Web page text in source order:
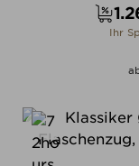
Ihr